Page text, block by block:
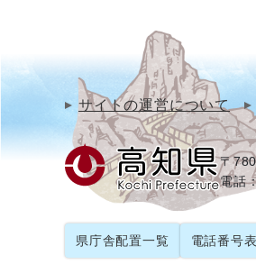
サイトの運営について
〒
電話
県庁舎配置一覧 電話番号表